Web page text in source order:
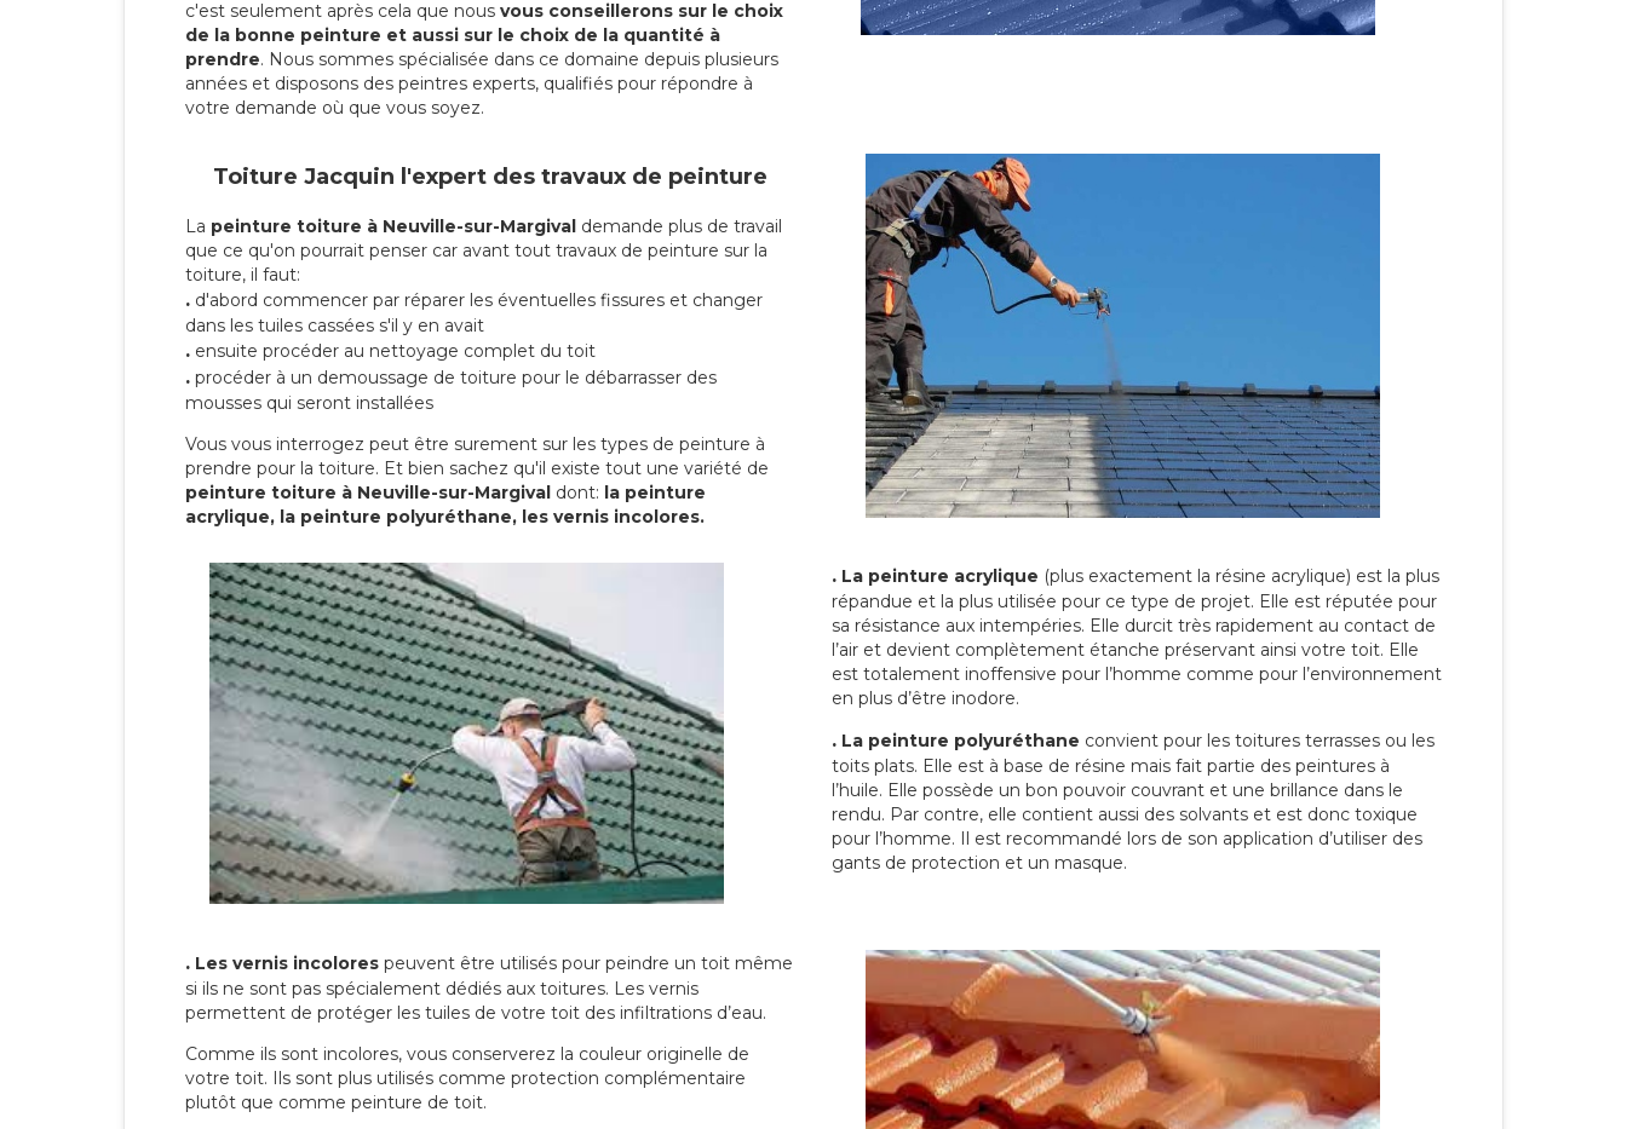
c'est seulement après cela que nous vous conseillerons sur le choix
de la bonne peinture et aussi sur le choix de la quantité à
prendre. Nous sommes spécialisée dans ce domaine depuis plusieurs
années et disposons des peintres experts, qualifiés pour répondre à
votre demande où que vous soyez.
Toiture Jacquin l'expert des travaux de peinture
La peinture toiture à Neuville-sur-Margival demande plus de travail
que ce qu'on pourrait penser car avant tout travaux de peinture sur la
toiture, il faut:
. d'abord commencer par réparer les éventuelles fissures et changer
dans les tuiles cassées s'il y en avait
. ensuite procéder au nettoyage complet du toit
. procéder à un demoussage de toiture pour le débarrasser des
mousses qui seront installées
Vous vous interrogez peut être surement sur les types de peinture à
prendre pour la toiture. Et bien sachez qu'il existe tout une variété de
peinture toiture à Neuville-sur-Margival dont: la peinture
acrylique, la peinture polyuréthane, les vernis incolores.
. La peinture acrylique (plus exactement la résine acrylique) est la plus
répandue et la plus utilisée pour ce type de projet. Elle est réputée pour
sa résistance aux intempéries. Elle durcit très rapidement au contact de
l’air et devient complètement étanche préservant ainsi votre toit. Elle
est totalement inoffensive pour l’homme comme pour l’environnement
en plus d’être inodore.
. La peinture polyuréthane convient pour les toitures terrasses ou les
toits plats. Elle est à base de résine mais fait partie des peintures à
l’huile. Elle possède un bon pouvoir couvrant et une brillance dans le
rendu. Par contre, elle contient aussi des solvants et est donc toxique
pour l’homme. Il est recommandé lors de son application d’utiliser des
gants de protection et un masque.
. Les vernis incolores peuvent être utilisés pour peindre un toit même
si ils ne sont pas spécialement dédiés aux toitures. Les vernis
permettent de protéger les tuiles de votre toit des infiltrations d’eau.
Comme ils sont incolores, vous conserverez la couleur originelle de
votre toit. Ils sont plus utilisés comme protection complémentaire
plutôt que comme peinture de toit.